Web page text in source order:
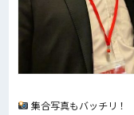
集合写真もバッチリ！